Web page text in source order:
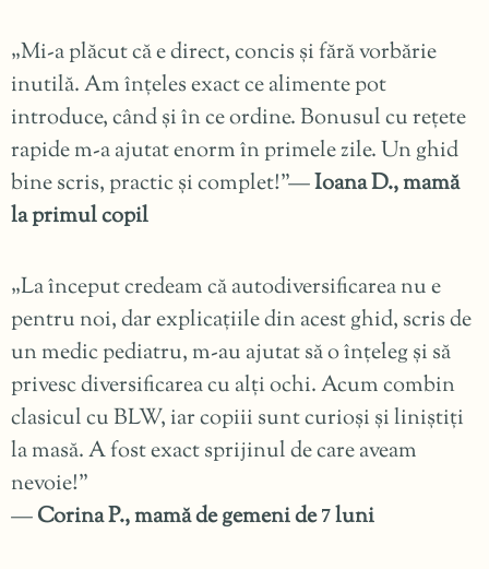
„Mi-a plăcut că e direct, concis și fără vorbărie
inutilă. Am înțeles exact ce alimente pot
introduce, când și în ce ordine. Bonusul cu rețete
rapide m-a ajutat enorm în primele zile. Un ghid
bine scris, practic și complet!”—Ioana D., mamă
la primul copil
„La început credeam că autodiversificarea nu e
pentru noi, dar explicațiile din acest ghid, scris de
un medic pediatru, m-au ajutat să o înțeleg și să
privesc diversificarea cu alți ochi. Acum combin
clasicul cu BLW, iar copiii sunt curioși și liniștiți
la masă. A fost exact sprijinul de care aveam
nevoie!”
—Corina P., mamă de gemeni de 7 luni